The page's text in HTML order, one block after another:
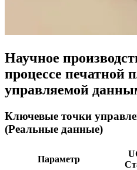
Научное
процессе печатной
управляемой
Ключевые точки
(Реальные данные)
Параметр